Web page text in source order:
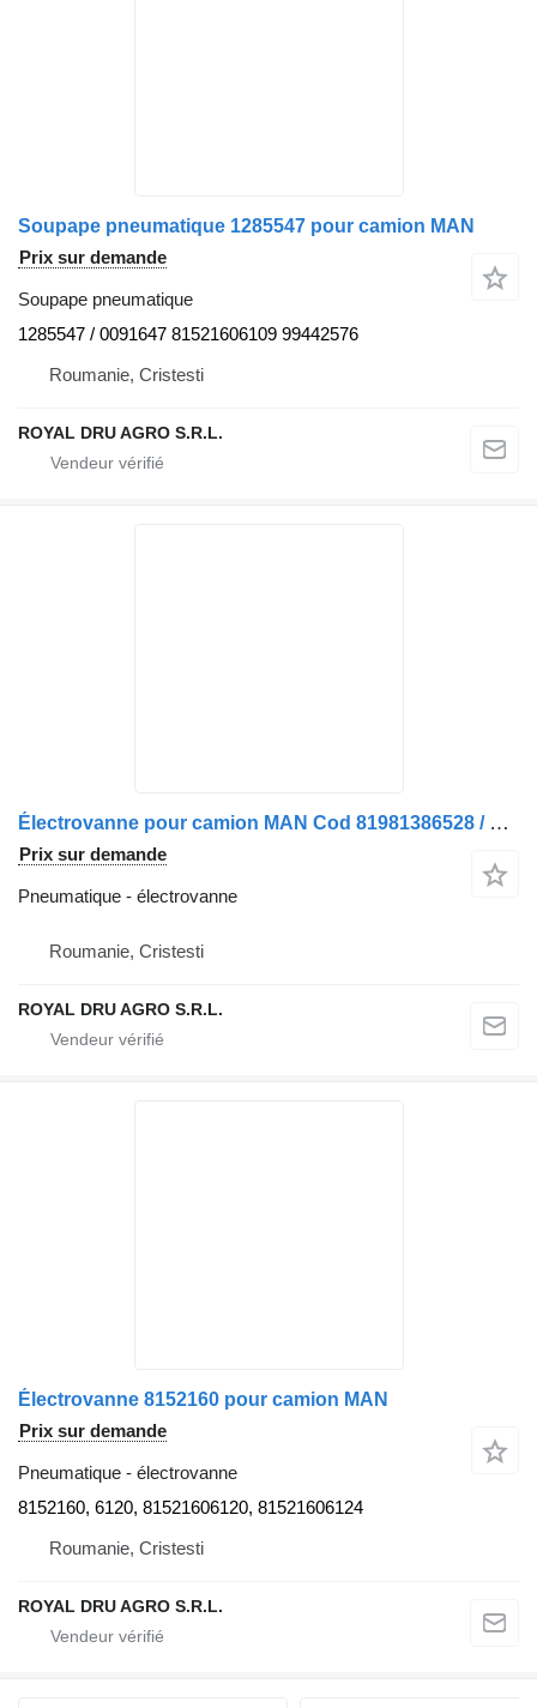
Soupape pneumatique 1285547 pour camion MAN
Prix sur demande
Soupape pneumatique
1285547 / 0091647 81521606109 99442576
Roumanie, Cristesti
ROYAL DRU AGRO S.R.L.
Électrovanne pour camion MAN Cod 81981386528 / 81981386525
Prix sur demande
Pneumatique - électrovanne
Roumanie, Cristesti
ROYAL DRU AGRO S.R.L.
Électrovanne 8152160 pour camion MAN
Prix sur demande
Pneumatique - électrovanne
8152160, 6120, 81521606120, 81521606124
Roumanie, Cristesti
ROYAL DRU AGRO S.R.L.